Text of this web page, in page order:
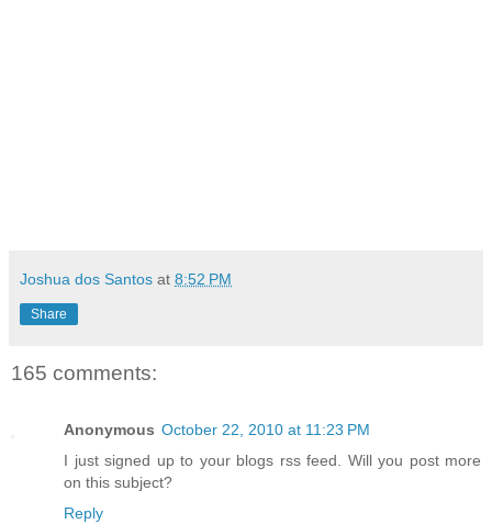
Joshua dos Santos at 8:52 PM
Share
165 comments:
Anonymous October 22, 2010 at 11:23 PM
I just signed up to your blogs rss feed. Will you post more
on this subject?
Reply